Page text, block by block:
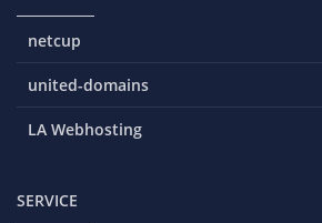
netcup
united-domains
LA Webhosting
SERVICE